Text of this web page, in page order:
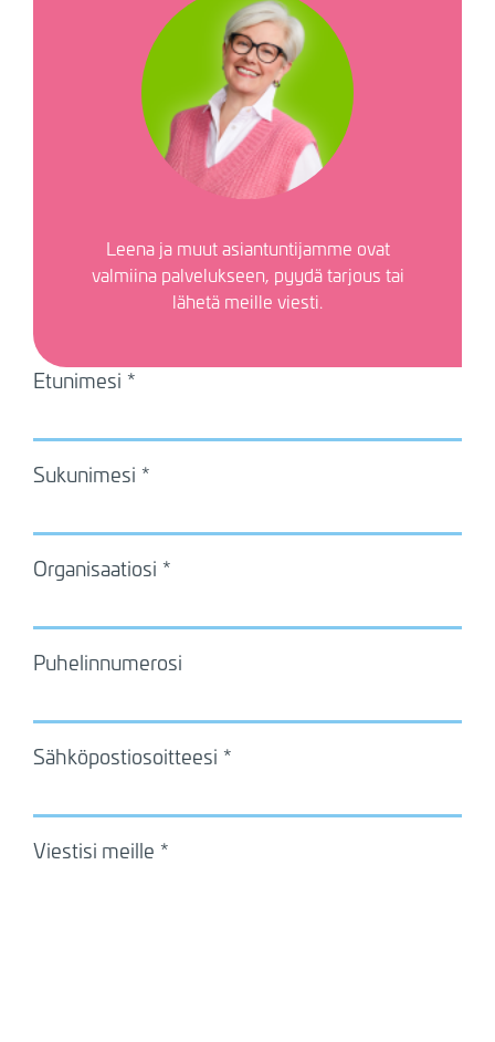
Leena ja muut asiantuntijamme ovat
valmiina palvelukseen, pyydä tarjous tai
lähetä meille viesti.
Etunimesi
Sukunimesi
Organisaatiosi
Puhelinnumerosi
Sähköpostiosoitteesi
Viestisi meille